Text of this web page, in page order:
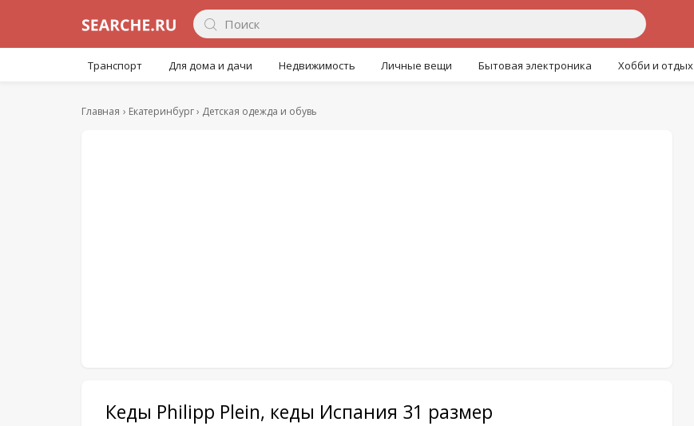
Транспорт Для дома и дачи Недвижимость Личные вещи Бытовая электроника Хобби и отдых
Главная Екатеринбург Детская одежда и обувь
Кеды Philipp Plein, кеды Испания 31 размер